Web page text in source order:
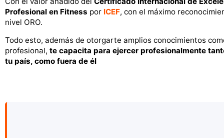
Profesional en Fitness por ICEF, con el máximo
nivel ORO.
Todo esto, además de otorgarte amplios conocimientos
profesional, te capacita para ejercer profesionalmente
tu país, como fuera de él